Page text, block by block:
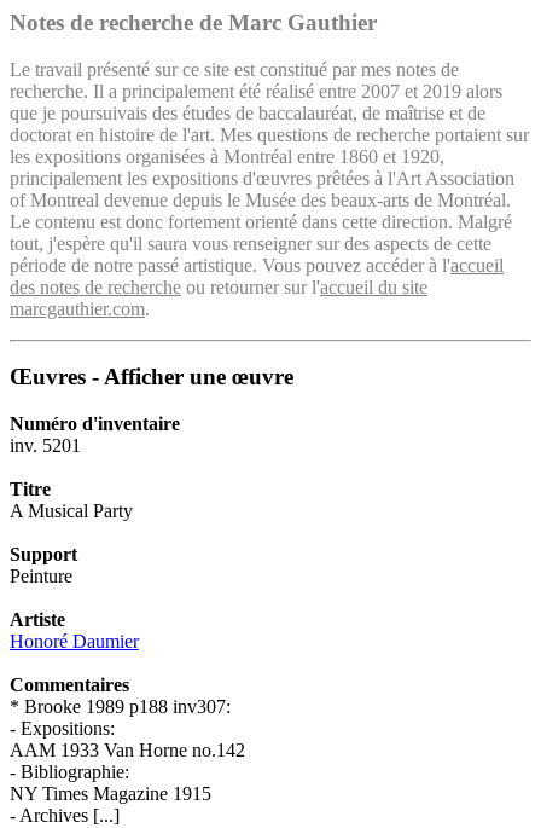
Notes de recherche de Marc Gauthier
Le travail présenté sur ce site est constitué par mes notes de
recherche. Il a principalement été réalisé entre 2007 et 2019 alors
que je poursuivais des études de baccalauréat, de maîtrise et de
doctorat en histoire de l'art. Mes questions de recherche portaient sur
les expositions organisées à Montréal entre 1860 et 1920,
principalement les expositions d'œuvres prêtées à l'Art Association
of Montreal devenue depuis le Musée des beaux-arts de Montréal.
Le contenu est donc fortement orienté dans cette direction. Malgré
tout, j'espère qu'il saura vous renseigner sur des aspects de cette
période de notre passé artistique. Vous pouvez accéder à l'accueil
des notes de recherche ou retourner sur l'accueil du site
marcgauthier.com.
Œuvres - Afficher une œuvre
Numéro d'inventaire
inv. 5201
Titre
A Musical Party
Support
Peinture
Artiste
Honoré Daumier
Commentaires
* Brooke 1989 p188 inv307:
- Expositions:
AAM 1933 Van Horne no.142
- Bibliographie:
NY Times Magazine 1915
- Archives [...]